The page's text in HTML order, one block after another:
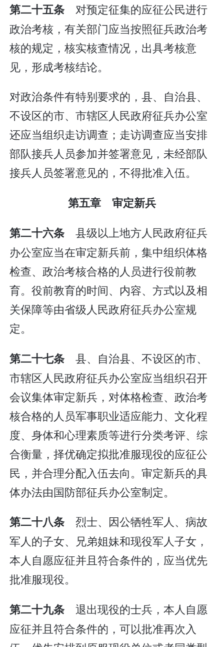
第二十五条 对预定征集的应征公民进行
政治考核，有关部门应当按照征兵政治考
核的规定，核实核查情况，出具考核意
见，形成考核结论。
对政治条件有特别要求的，县、自治县、
不设区的市、市辖区人民政府征兵办公室
还应当组织走访调查；走访调查应当安排
部队接兵人员参加并签署意见，未经部队
接兵人员签署意见的，不得批准入伍。
第五章 审定新兵
第二十六条 县级以上地方人民政府征兵
办公室应当在审定新兵前，集中组织体格
检查、政治考核合格的人员进行役前教
育。役前教育的时间、内容、方式以及相
关保障等由省级人民政府征兵办公室规
定。
第二十七条 县、自治县、不设区的市、
市辖区人民政府征兵办公室应当组织召开
会议集体审定新兵，对体格检查、政治考
核合格的人员军事职业适应能力、文化程
度、身体和心理素质等进行分类考评、综
合衡量，择优确定拟批准服现役的应征公
民，并合理分配入伍去向。审定新兵的具
体办法由国防部征兵办公室制定。
第二十八条 烈士、因公牺牲军人、病故
军人的子女、兄弟姐妹和现役军人子女，
本人自愿应征并且符合条件的，应当优先
批准服现役。
第二十九条 退出现役的士兵，本人自愿
应征并且符合条件的，可以批准再次入